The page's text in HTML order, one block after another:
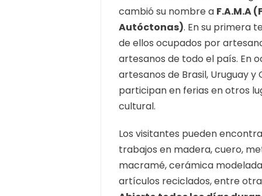
cambió su nombre a F.A.M.A
Autóctonas). En su primera
de ellos ocupados por
artesanos de todo el país. En
artesanos de Brasil, Uruguay y
participan en ferias en otros
cultural.
Los visitantes pueden
trabajos en madera, cuero,
macramé, cerámica
artículos reciclados, entre